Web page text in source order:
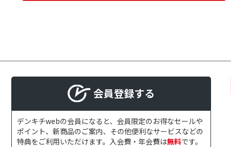
会員登録する
デンキチwebの会員になると、会員限定のお得なセールや
ポイント、新商品のご案内、その他便利なサービスなどの
特典をご利用いただけます。入会費・年会費は無料です。